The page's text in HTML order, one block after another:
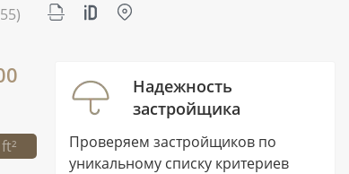
ft²
Надежность
застройщика
Проверяем застройщиков по
уникальному списку критериев